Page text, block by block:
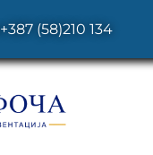
+387 (58)210 134